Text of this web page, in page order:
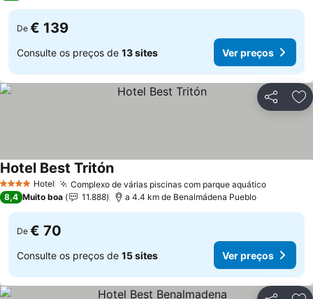
De € 139
Consulte os preços de 13 sites Ver preços
Partilhar
4 EstrelasHotel Complexo de várias piscinas com parque aquático
Hotel Best Tritón
8,4 Muito boa 11.888 a 4.4 km de Benalmádena Pueblo
De € 70
Consulte os preços de 15 sites Ver preços